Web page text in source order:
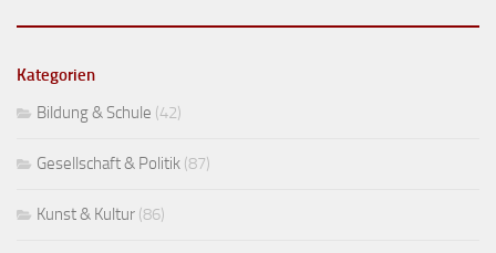
Kategorien
Bildung & Schule (42)
Gesellschaft & Politik (87)
Kunst & Kultur (86)